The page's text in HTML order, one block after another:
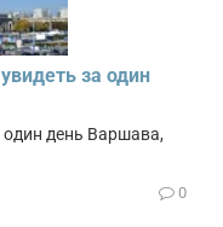
за один
день Варшава,
0